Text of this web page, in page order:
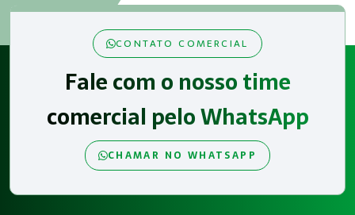
CONTATO COMERCIAL
Fale com o nosso time
comercial pelo WhatsApp
CHAMAR NO WHATSAPP